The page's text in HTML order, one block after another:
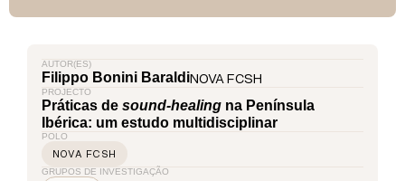
AUTOR(ES)
Filippo Bonini BaraldiNOVA FCSH
PROJECTO
Práticas de sound-healing na Península
Ibérica: um estudo multidisciplinar
POLO
NOVA FCSH
GRUPOS DE INVESTIGAÇÃO